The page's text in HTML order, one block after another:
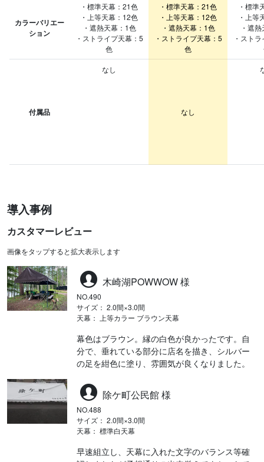
カラーバリエー
ション
・標準天幕：21色
・上等天幕：12色
・遮熱天幕：1色
・ストライプ天幕：5
色
・標準天幕：21色
・上等天幕：12色
・遮熱天幕：1色
・ストライプ天幕：5
色
・標準
・上等
・遮
・スト
付属品
なし
なし
導入事例
カスタマーレビュー
画像をタップすると拡大表示します
木崎湖POWWOW 様
NO.490
サイズ： 2.0間×3.0間
天幕： 上等カラー ブラウン天幕
幕色はブラウン。縁の白色が良かったです。自
分で、垂れている部分に店名を描き、シルバー
の足を紺色に塗り、雰囲気が良くなりました。
除ケ町公民館 様
NO.488
サイズ： 2.0間×3.0間
天幕： 標準白天幕
早速組立し、天幕に入れた文字のバランス等確